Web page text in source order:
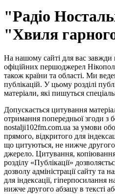
"Радіо
"Хвиля
На нашому сайті для вас завжди
офіційних першоджерел
також країни та області. Ми
публікацій. У цьому розділі
матеріали, які пишуться
Допускається цитування
отримання попередньої згоди з
nostalji102fm.com.ua за умови
прямого, відкритого для
що цитуються, не нижче другого
джерело. Цитування, копіювання
розділу «Публікації»
дозволу адміністрації сайту та
для індексації, гіперпосилання
нижче другого абзацу в тексті